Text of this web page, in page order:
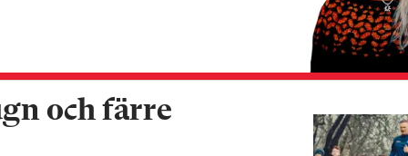
och färre